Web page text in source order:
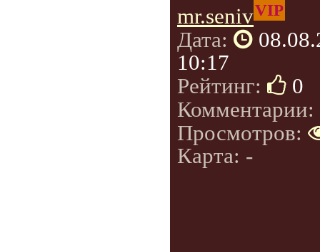
mr.senivVIP
Дата:
10:17
Рейтинг:
0
Комментарии:
Просмотров:
Карта: -